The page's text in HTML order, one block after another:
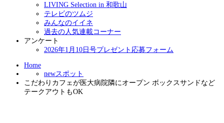
LIVING Selection in 和歌山
テレビのツムジ
みんなのイイネ
過去の人気連載コーナー
アンケート
2026年1月10日号プレゼント応募フォーム
Home
newスポット
こだわりカフェが医大病院隣にオープン ボックスサンドなど
テークアウトもOK